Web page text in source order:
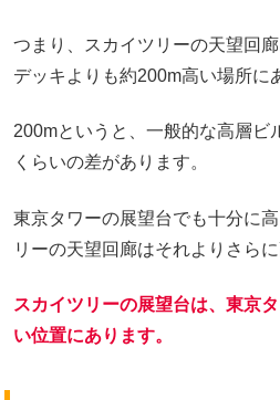
つまり、スカイツリーの天望回
デッキよりも約200m高い場所に
200mというと、一般的な高層ビ
くらいの差があります。
東京タワーの展望台でも十分に
リーの天望回廊はそれよりさらに
スカイツリーの展望台は、東京
い位置にあります。